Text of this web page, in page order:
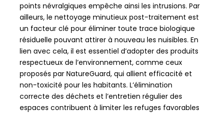
points névralgiques empêche ainsi les intrusions. Par
ailleurs, le nettoyage minutieux post-traitement est
un facteur clé pour éliminer toute trace biologique
résiduelle pouvant attirer à nouveau les nuisibles. En
lien avec cela, il est essentiel d’adopter des produits
respectueux de l’environnement, comme ceux
proposés par NatureGuard, qui allient efficacité et
non-toxicité pour les habitants. L’élimination
correcte des déchets et l’entretien régulier des
espaces contribuent à limiter les refuges favorables